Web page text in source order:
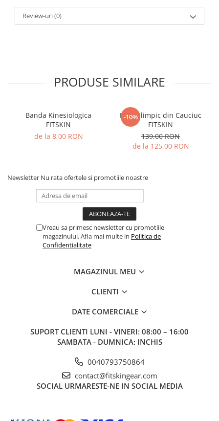
Review-uri(0)
PRODUSE SIMILARE
Banda Kinesiologica
FITSKIN
de la 8,00 RON
-10%
Disc Olimpic din Cauciuc
FITSKIN
139,00 RON
de la 125,00 RON
Newsletter Nu rata ofertele si promotiile noastre
Vreau sa primesc newsletter cu promotiile
magazinului. Afla mai multe in Politica de
Confidentialitate
MAGAZINUL MEU
CLIENTI
DATE COMERCIALE
SUPORT CLIENTI LUNI - VINERI: 08:00 – 16:00
SAMBATA - DUMNICA: INCHIS
0040793750864
contact@fitskingear.com
SOCIAL URMARESTE-NE IN SOCIAL MEDIA